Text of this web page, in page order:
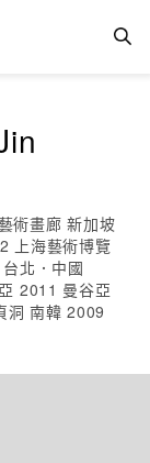
術畫廊 新加坡
上海藝術博覽
北．中國
2011 曼谷亞
洞 南韓 2009